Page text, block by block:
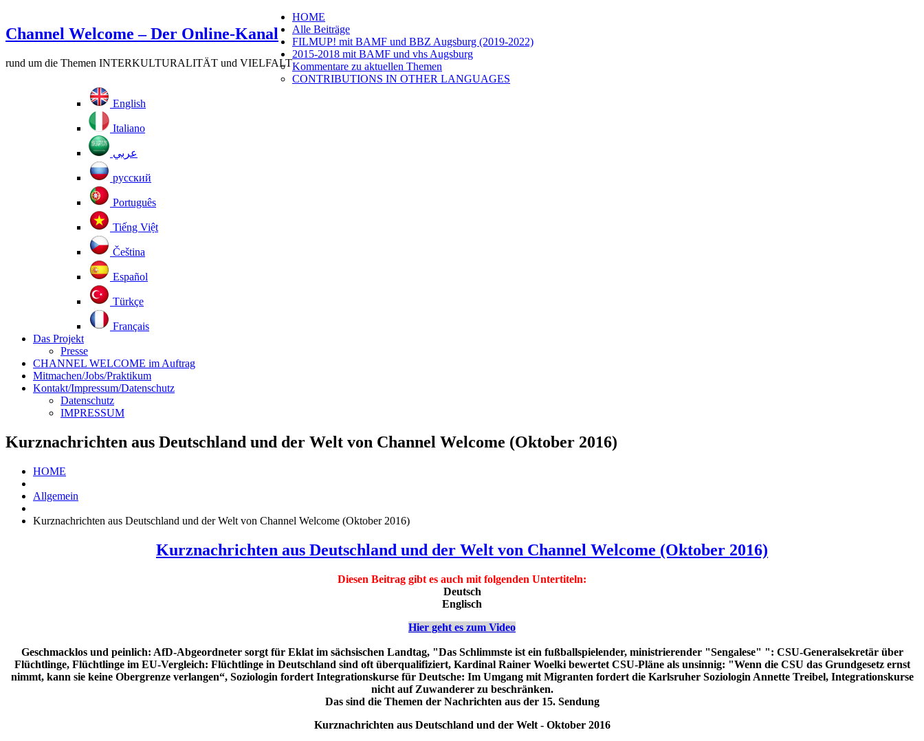
Channel Welcome – Der Online-Kanal
rund um die Themen INTERKULTURALITÄT und VIELFALT
HOME
Alle Beiträge
FILMUP! mit BAMF und BBZ Augsburg (2019-2022)
2015-2018 mit BAMF und vhs Augsburg
Kommentare zu aktuellen Themen
CONTRIBUTIONS IN OTHER LANGUAGES
English
Italiano
عربي
русский
Português
Tiếng Việt
Čeština
Español
Türkçe
Français
Das Projekt
Presse
CHANNEL WELCOME im Auftrag
Mitmachen/Jobs/Praktikum
Kontakt/Impressum/Datenschutz
Datenschutz
IMPRESSUM
Kurznachrichten aus Deutschland und der Welt von Channel Welcome (Oktober 2016)
HOME
Allgemein
Kurznachrichten aus Deutschland und der Welt von Channel Welcome (Oktober 2016)
Kurznachrichten aus Deutschland und der Welt von Channel Welcome (Oktober 2016)
Diesen Beitrag gibt es auch mit folgenden Untertiteln:
Deutsch
Englisch
Hier geht es zum Video
Geschmacklos und peinlich: AfD-Abgeordneter sorgt für Eklat im sächsischen Landtag, "Das Schlimmste ist ein fußballspielender, ministrierender "Sengalese" ": CSU-Generalsekretär über
Flüchtlinge, Flüchtlinge im EU-Vergleich: Flüchtlinge in Deutschland sind oft überqualifiziert, Kardinal Rainer Woelki bewertet CSU-Pläne als unsinnig: "Wenn die CSU das Grundgesetz ernst
nimmt, kann sie keine Obergrenze verlangen“, Soziologin fordert Integrationskurse für Deutsche: Im Umgang mit Migranten fordert die Karlsruher Soziologin Annette Treibel, Integrationskurse
nicht auf Zuwanderer zu beschränken.
Das sind die Themen der Nachrichten aus der 15. Sendung
Kurznachrichten aus Deutschland und der Welt - Oktober 2016